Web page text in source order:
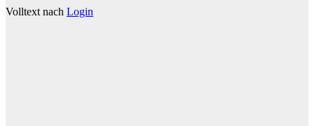
Volltext nach Login